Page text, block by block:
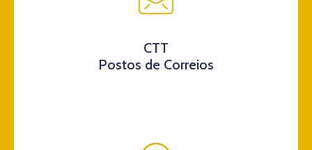
CTT
Postos de Correios